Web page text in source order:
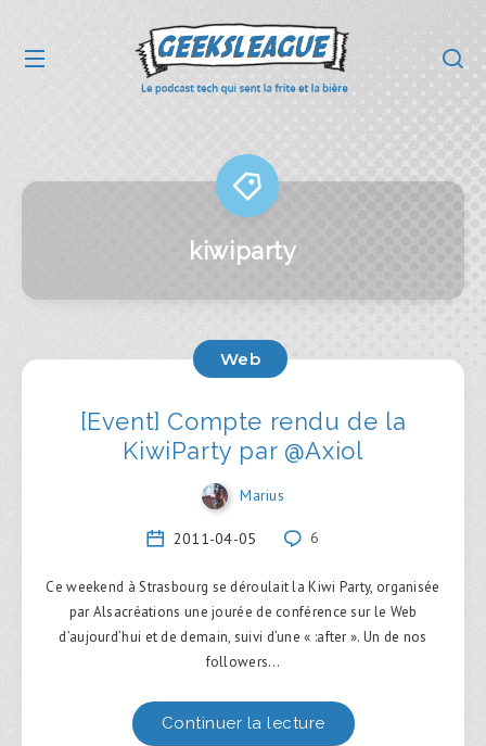
kiwiparty
Web
[Event] Compte rendu de la
KiwiParty par @Axiol
Marius
2011-04-05 6
Ce weekend à Strasbourg se déroulait la Kiwi Party, organisée
par Alsacréations une jourée de conférence sur le Web
d’aujourd’hui et de demain, suivi d’une « :after ». Un de nos
followers…
Continuer la lecture